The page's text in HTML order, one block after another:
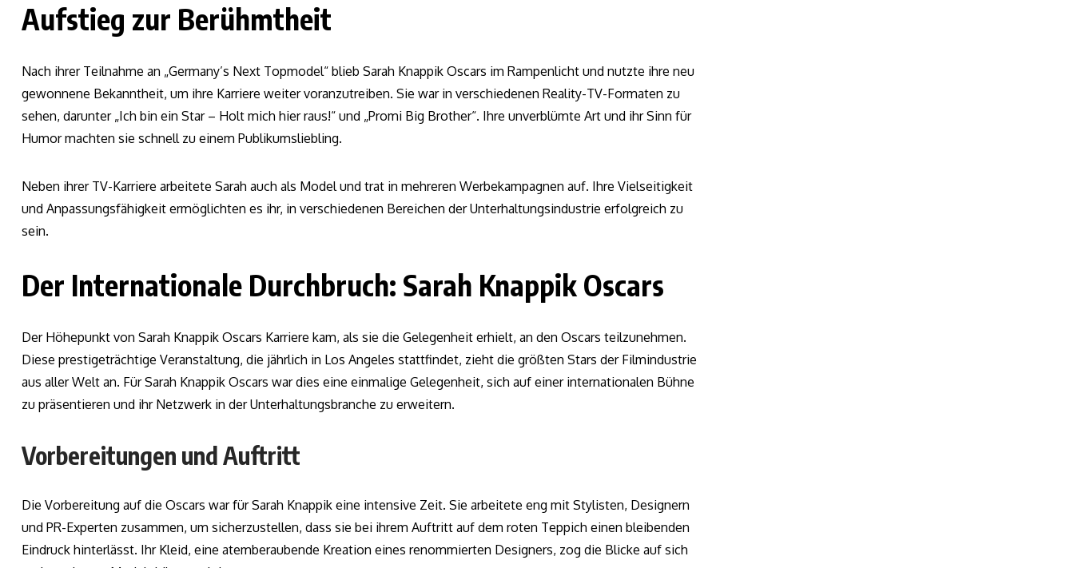
Aufstieg zur Berühmtheit
Nach ihrer Teilnahme an „Germany’s Next Topmodel“ blieb Sarah Knappik Oscars im Rampenlicht und nutzte ihre neu
gewonnene Bekanntheit, um ihre Karriere weiter voranzutreiben. Sie war in verschiedenen Reality-TV-Formaten zu
sehen, darunter „Ich bin ein Star – Holt mich hier raus!“ und „Promi Big Brother“. Ihre unverblümte Art und ihr Sinn für
Humor machten sie schnell zu einem Publikumsliebling.
Neben ihrer TV-Karriere arbeitete Sarah auch als Model und trat in mehreren Werbekampagnen auf. Ihre Vielseitigkeit
und Anpassungsfähigkeit ermöglichten es ihr, in verschiedenen Bereichen der Unterhaltungsindustrie erfolgreich zu
sein.
Der Internationale Durchbruch: Sarah Knappik Oscars
Der Höhepunkt von Sarah Knappik Oscars Karriere kam, als sie die Gelegenheit erhielt, an den Oscars teilzunehmen.
Diese prestigeträchtige Veranstaltung, die jährlich in Los Angeles stattfindet, zieht die größten Stars der Filmindustrie
aus aller Welt an. Für Sarah Knappik Oscars war dies eine einmalige Gelegenheit, sich auf einer internationalen Bühne
zu präsentieren und ihr Netzwerk in der Unterhaltungsbranche zu erweitern.
Vorbereitungen und Auftritt
Die Vorbereitung auf die Oscars war für Sarah Knappik eine intensive Zeit. Sie arbeitete eng mit Stylisten, Designern
und PR-Experten zusammen, um sicherzustellen, dass sie bei ihrem Auftritt auf dem roten Teppich einen bleibenden
Eindruck hinterlässt. Ihr Kleid, eine atemberaubende Kreation eines renommierten Designers, zog die Blicke auf sich